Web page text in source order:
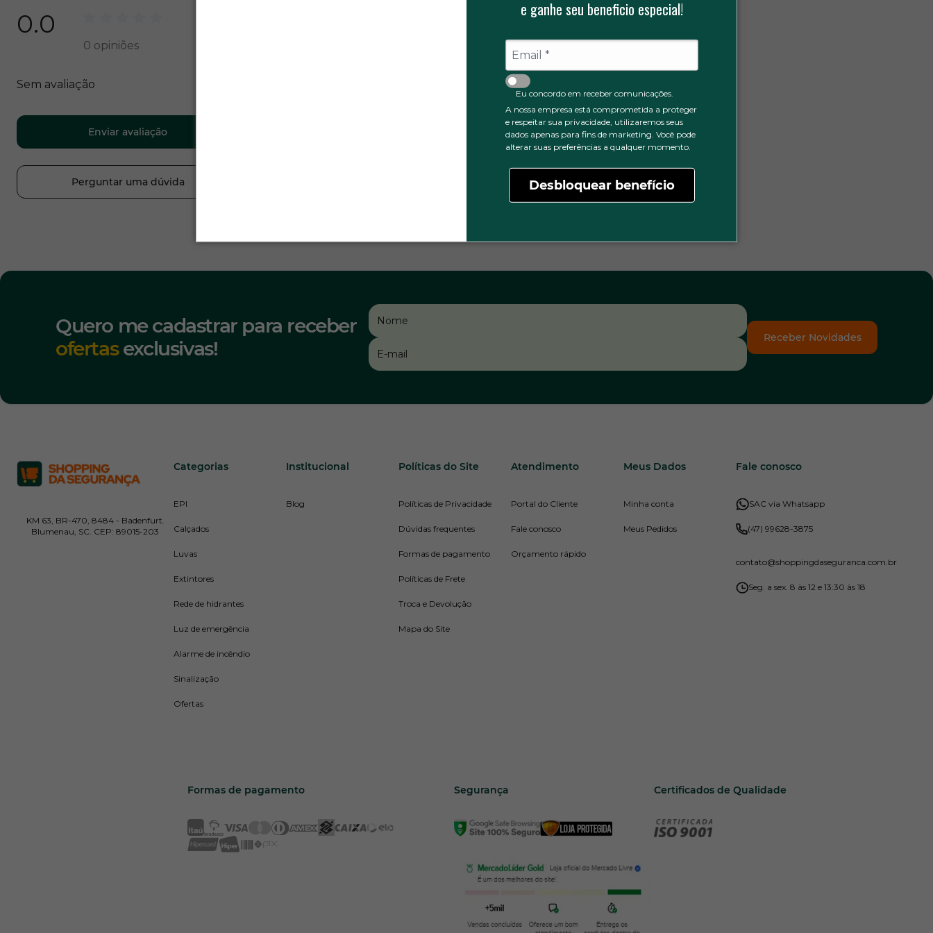
e ganhe seu beneficio especial!
Eu concordo em receber comunicações.
A nossa empresa está comprometida a proteger
e respeitar sua privacidade, utilizaremos seus
dados apenas para fins de marketing. Você pode
alterar suas preferências a qualquer momento.
Desbloquear benefício
0.0
0 opiniões
0
0
Sem avaliação
Enviar avaliação
Perguntar uma dúvida
Quero me cadastrar para receber
ofertasexclusivas! Receber Novidades
KM 63, BR-470, 8484 - Badenfurt.
Blumenau, SC. CEP: 89015-203
Categorias
EPI
Calçados
Luvas
Extintores
Rede de hidrantes
Luz de emergência
Alarme de incêndio
Sinalização
Ofertas
Institucional
Blog
Políticas do Site
Políticas de Privacidade
Dúvidas frequentes
Formas de pagamento
Políticas de Frete
Troca e Devolução
Mapa do Site
Atendimento
Portal do Cliente
Fale conosco
Orçamento rápido
Meus Dados
Minha conta
Meus Pedidos
Fale conosco
SAC via Whatsapp
(47) 99628-3875
contato@shoppingdaseguranca.com.br
Seg. a sex. 8 às 12 e 13:30 às 18
Formas de pagamento Segurança Certificados de Qualidade